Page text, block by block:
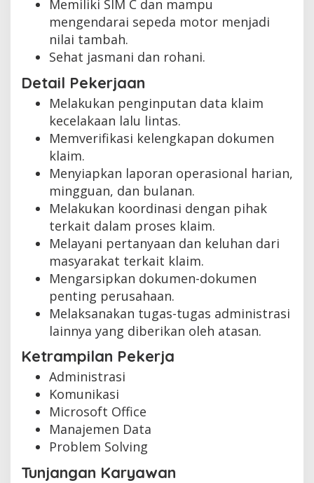
Memiliki SIM C dan mampu
mengendarai sepeda motor menjadi
nilai tambah.
Sehat jasmani dan rohani.
Detail Pekerjaan
Melakukan penginputan data klaim
kecelakaan lalu lintas.
Memverifikasi kelengkapan dokumen
klaim.
Menyiapkan laporan operasional harian,
mingguan, dan bulanan.
Melakukan koordinasi dengan pihak
terkait dalam proses klaim.
Melayani pertanyaan dan keluhan dari
masyarakat terkait klaim.
Mengarsipkan dokumen-dokumen
penting perusahaan.
Melaksanakan tugas-tugas administrasi
lainnya yang diberikan oleh atasan.
Ketrampilan Pekerja
Administrasi
Komunikasi
Microsoft Office
Manajemen Data
Problem Solving
Tunjangan Karyawan